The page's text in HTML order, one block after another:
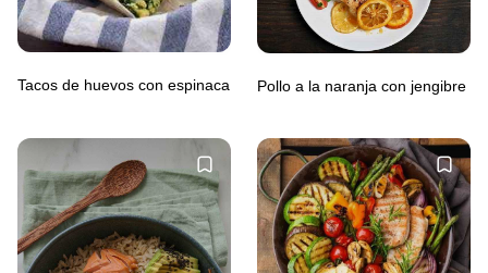
Tacos de huevos con espinaca Pollo a la naranja con jengibre